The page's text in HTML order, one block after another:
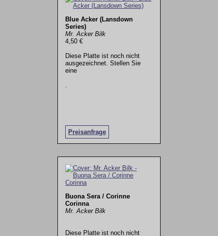
Blue Acker (Lansdown
Series)
Mr. Acker Bilk
4,50 €
Diese Platte ist noch nicht
ausgezeichnet. Stellen Sie
eine
Preisanfrage
.
Buona Sera / Corinne
Corinna
Mr. Acker Bilk
Diese Platte ist noch nicht